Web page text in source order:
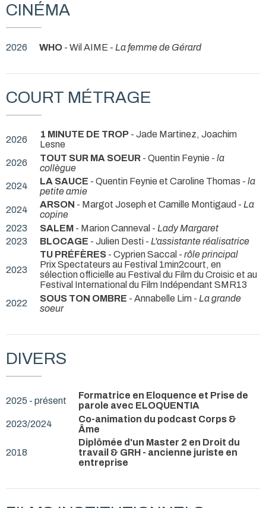
CINÉMA
2026 WHO - Wil AIME - La femme de Gérard
COURT MÉTRAGE
2026 1 MINUTE DE TROP - Jade Martinez, Joachim
Lesne
2026
TOUT SUR MA SOEUR - Quentin Feynie - la
collègue
2024
LA SAUCE - Quentin Feynie et Caroline Thomas - la
petite amie
2024
ARSON - Margot Joseph et Camille Montigaud - La
copine
2023
SALEM - Marion Canneval - Lady Margaret
2023
BLOCAGE - Julien Desti - L'assistante réalisatrice
2023
TU PRÉFÈRES - Cyprien Saccal - rôle principal
Prix Spectateurs au Festival 1min2court, en
sélection officielle au Festival du Film du Croisic et au
Festival International du Film Indépendant SMR13
2022
SOUS TON OMBRE - Annabelle Lim - La grande
soeur
DIVERS
2025 - présent
Formatrice en Eloquence et Prise de
parole avec ELOQUENTIA
2023/2024
Co-animation du podcast Corps &
Âme
2018
Diplômée d'un Master 2 en Droit du
travail & GRH - ancienne juriste en
entreprise